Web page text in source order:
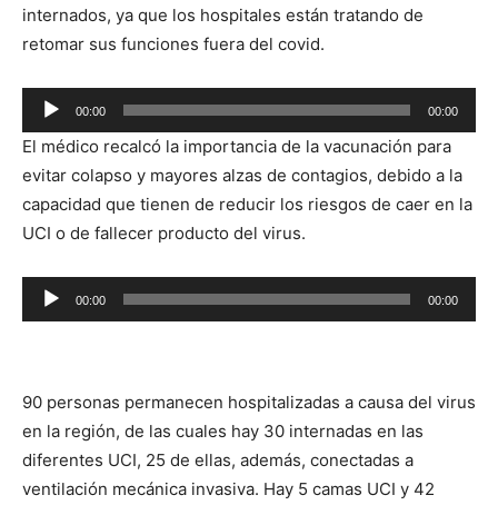
internados, ya que los hospitales están tratando de
retomar sus funciones fuera del covid.
Reproductor
de
audio
00:00 00:00
El médico recalcó la importancia de la vacunación para
evitar colapso y mayores alzas de contagios, debido a la
capacidad que tienen de reducir los riesgos de caer en la
UCI o de fallecer producto del virus.
Reproductor
de
00:00 00:00
90 personas permanecen hospitalizadas a causa del virus
en la región, de las cuales hay 30 internadas en las
diferentes UCI, 25 de ellas, además, conectadas a
ventilación mecánica invasiva. Hay 5 camas UCI y 42